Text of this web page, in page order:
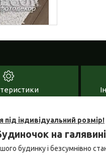
індивідуальний розмір!
на галявині
будинку і безсумнівно